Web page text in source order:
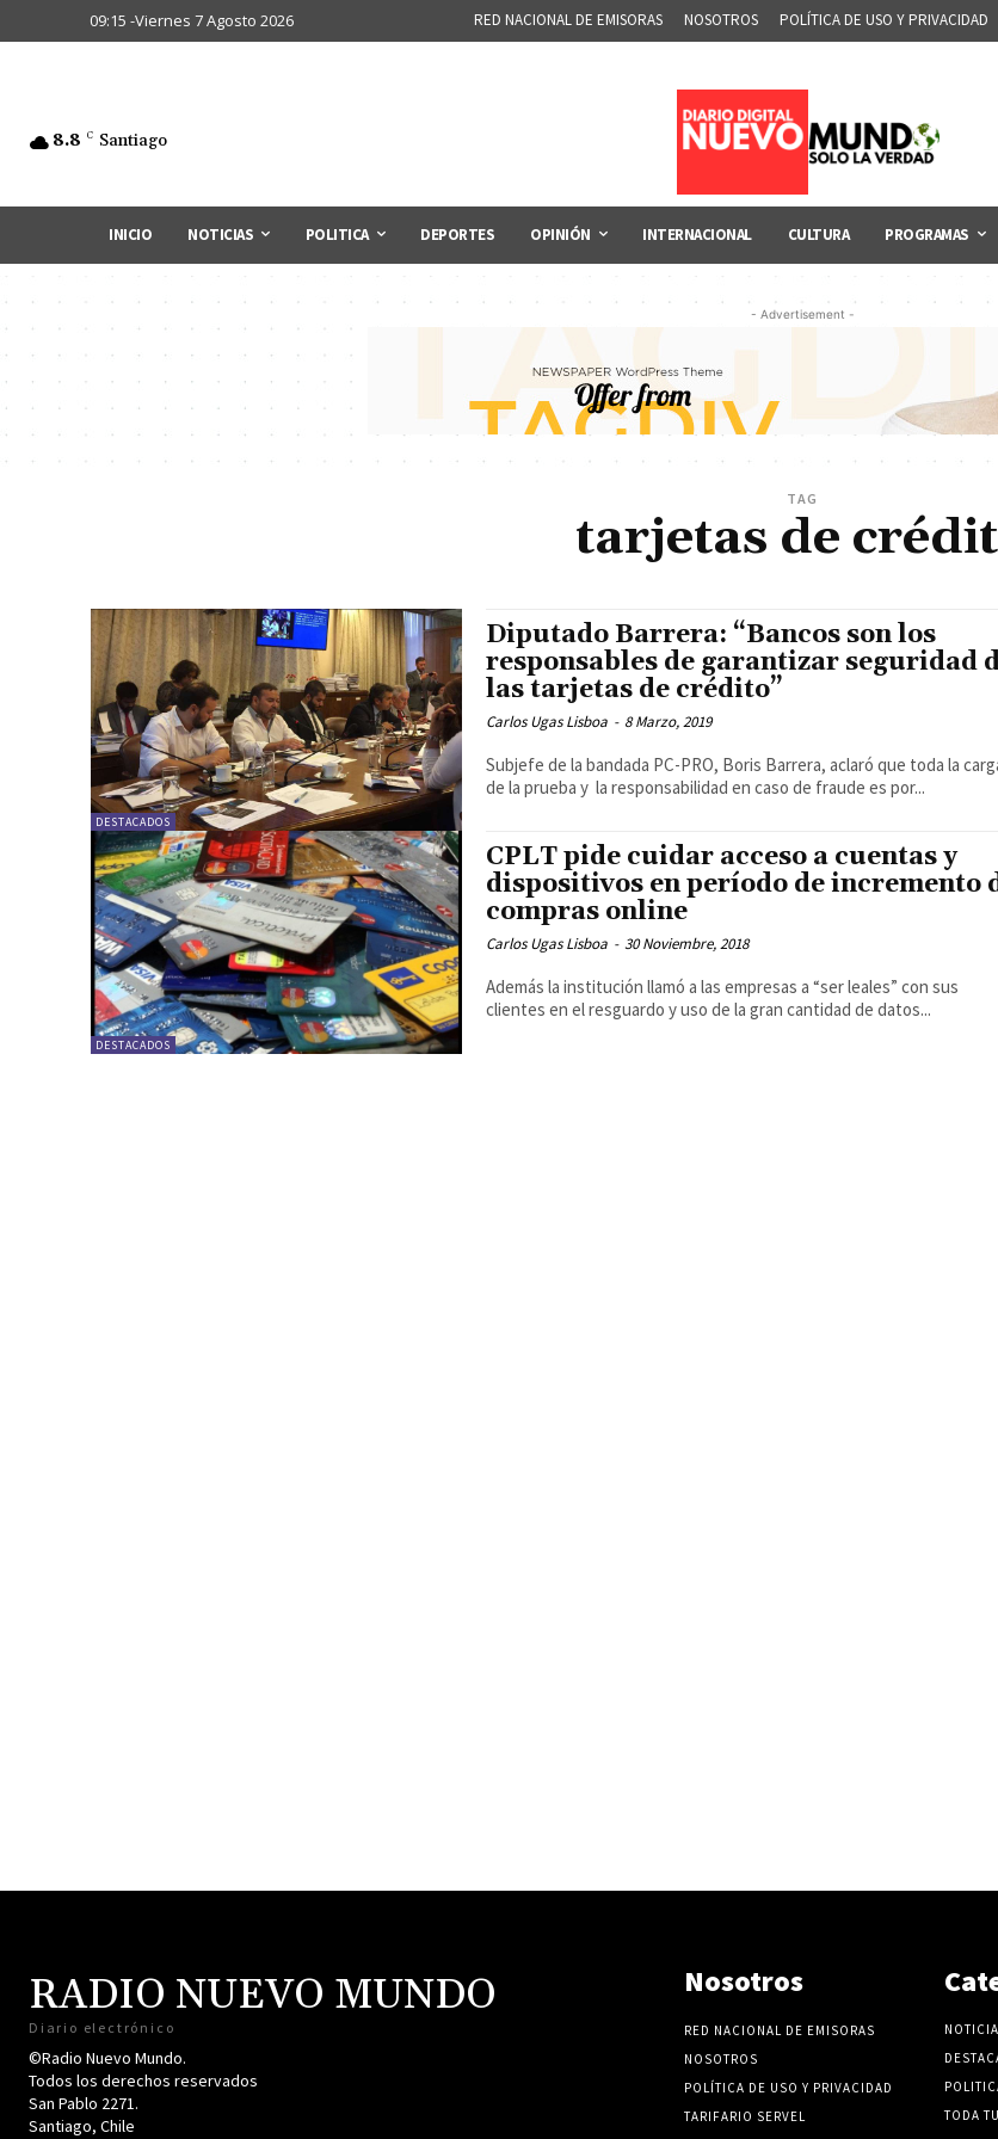
09:15 -Viernes 7 Agosto 2026 RED NACIONAL DE EMISORAS NOSOTROS POLÍTICA DE USO Y PRIVACIDAD
8.8 C Santiago
INICIO NOTICIAS POLITICA DEPORTES OPINIÓN INTERNACIONAL CULTURA PROGRAMAS
- Advertisement -
TAG
tarjetas de
DESTACADOS
Diputado Barrera: “Bancos son los
responsables de garantizar seguridad
las tarjetas de crédito”
Carlos Ugas Lisboa - 8 Marzo, 2019
Subjefe de la bandada PC-PRO, Boris Barrera, aclaró que toda la
de la prueba y la responsabilidad en caso de fraude es por...
DESTACADOS
CPLT pide cuidar acceso a cuentas y
dispositivos en período de incremento
compras online
Carlos Ugas Lisboa - 30 Noviembre, 2018
Además la institución llamó a las empresas a “ser leales” con sus
clientes en el resguardo y uso de la gran cantidad de datos...
RADIO NUEVO MUNDO
Diario electrónico
©Radio Nuevo Mundo.
Todos los derechos reservados
San Pablo 2271.
Santiago, Chile
Nosotros
RED NACIONAL DE EMISORAS
NOSOTROS
POLÍTICA DE USO Y PRIVACIDAD
TARIFARIO SERVEL
TODA